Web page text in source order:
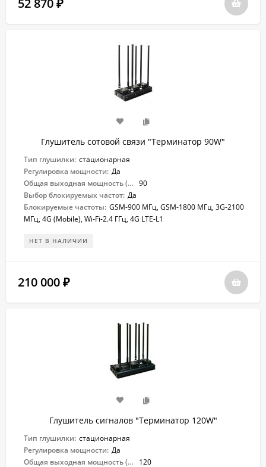
52 870 ₽
Глушитель сотовой связи "Терминатор 90W"
Тип глушилки: стационарная
Регулировка мощности: Да
Общая выходная мощность (Вт): 90
Выбор блокируемых частот: Да
Блокируемые частоты: GSM-900 МГц, GSM-1800 МГц, 3G-2100
МГц, 4G (Mobile), Wi-Fi-2.4 ГГц, 4G LTE-L1
НЕТ В НАЛИЧИИ
210 000 ₽
Глушитель сигналов "Терминатор 120W"
Тип глушилки: стационарная
Регулировка мощности: Да
Общая выходная мощность (Вт):
120